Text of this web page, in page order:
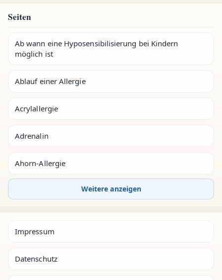
Seiten
Ab wann eine Hyposensibilisierung bei Kindern
möglich ist
Ablauf einer Allergie
Acrylallergie
Adrenalin
Ahorn-Allergie
Weitere anzeigen
Impressum
Datenschutz